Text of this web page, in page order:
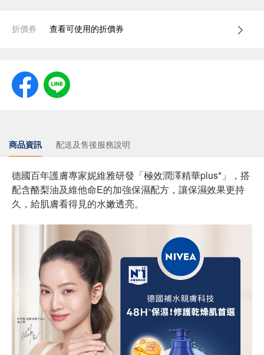
折價券 查看可使用的折價券
商品資訊 配送及售後服務說明
德國百年護膚專家妮維雅研發「極效潤澤精華plus*」，搭
配含酪梨油及維他命E的加強保濕配方，讓保濕效果更持
久，給肌膚看得見的水嫩透亮。